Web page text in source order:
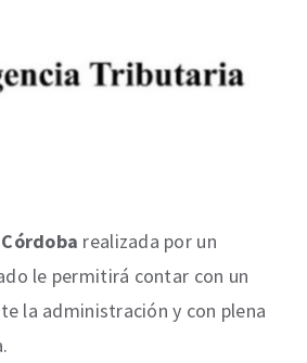
realizada por un
le permitirá contar con un
la administración y con plena